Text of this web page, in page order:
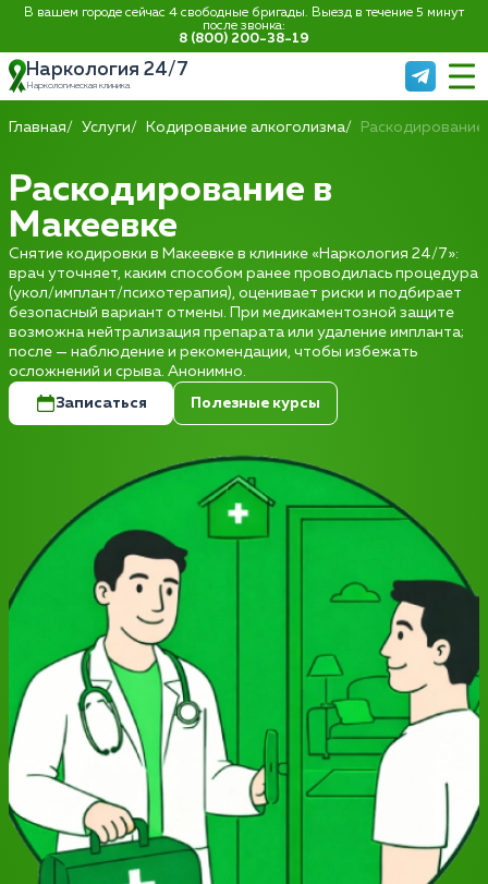
В вашем городе сейчас 4 свободные бригады. Выезд в течение 5 минут
после звонка:
8 (800) 200-38-19
Наркология 24/7
Наркологическая клиника
Главная Услуги Кодирование алкоголизма Раскодирование
Раскодирование в
Макеевке
Снятие кодировки в Макеевке в клинике «Наркология 24/7»:
врач уточняет, каким способом ранее проводилась процедура
(укол/имплант/психотерапия), оценивает риски и подбирает
безопасный вариант отмены. При медикаментозной защите
возможна нейтрализация препарата или удаление импланта;
после — наблюдение и рекомендации, чтобы избежать
осложнений и срыва. Анонимно.
Записаться Полезные курсы